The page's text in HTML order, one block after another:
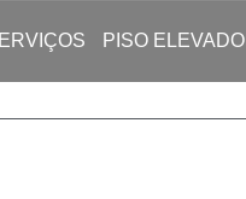
PISO ELEVADO